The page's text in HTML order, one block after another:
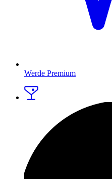
Werde Premium